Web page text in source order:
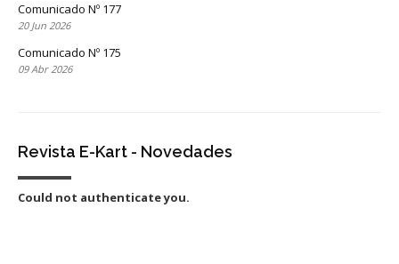
Comunicado Nº 177
20 Jun 2026
Comunicado Nº 175
09 Abr 2026
Revista E-Kart - Novedades
Could not authenticate you.